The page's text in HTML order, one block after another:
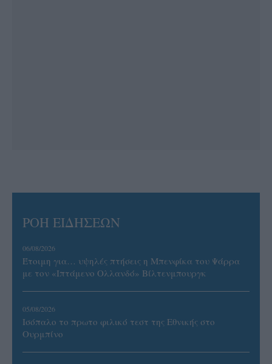
ΡΟΗ ΕΙΔΗΣΕΩΝ
06/08/2026
Έτοιμη για… υψηλές πτήσεις η Μπενφίκα του Ψάρρα
με τον «Ιπτάμενο Ολλανδό» Βίλτενμπουργκ
05/08/2026
Ισόπαλο το πρωτο φιλικό τεστ της Εθνικής στο
Ουρμπίνο